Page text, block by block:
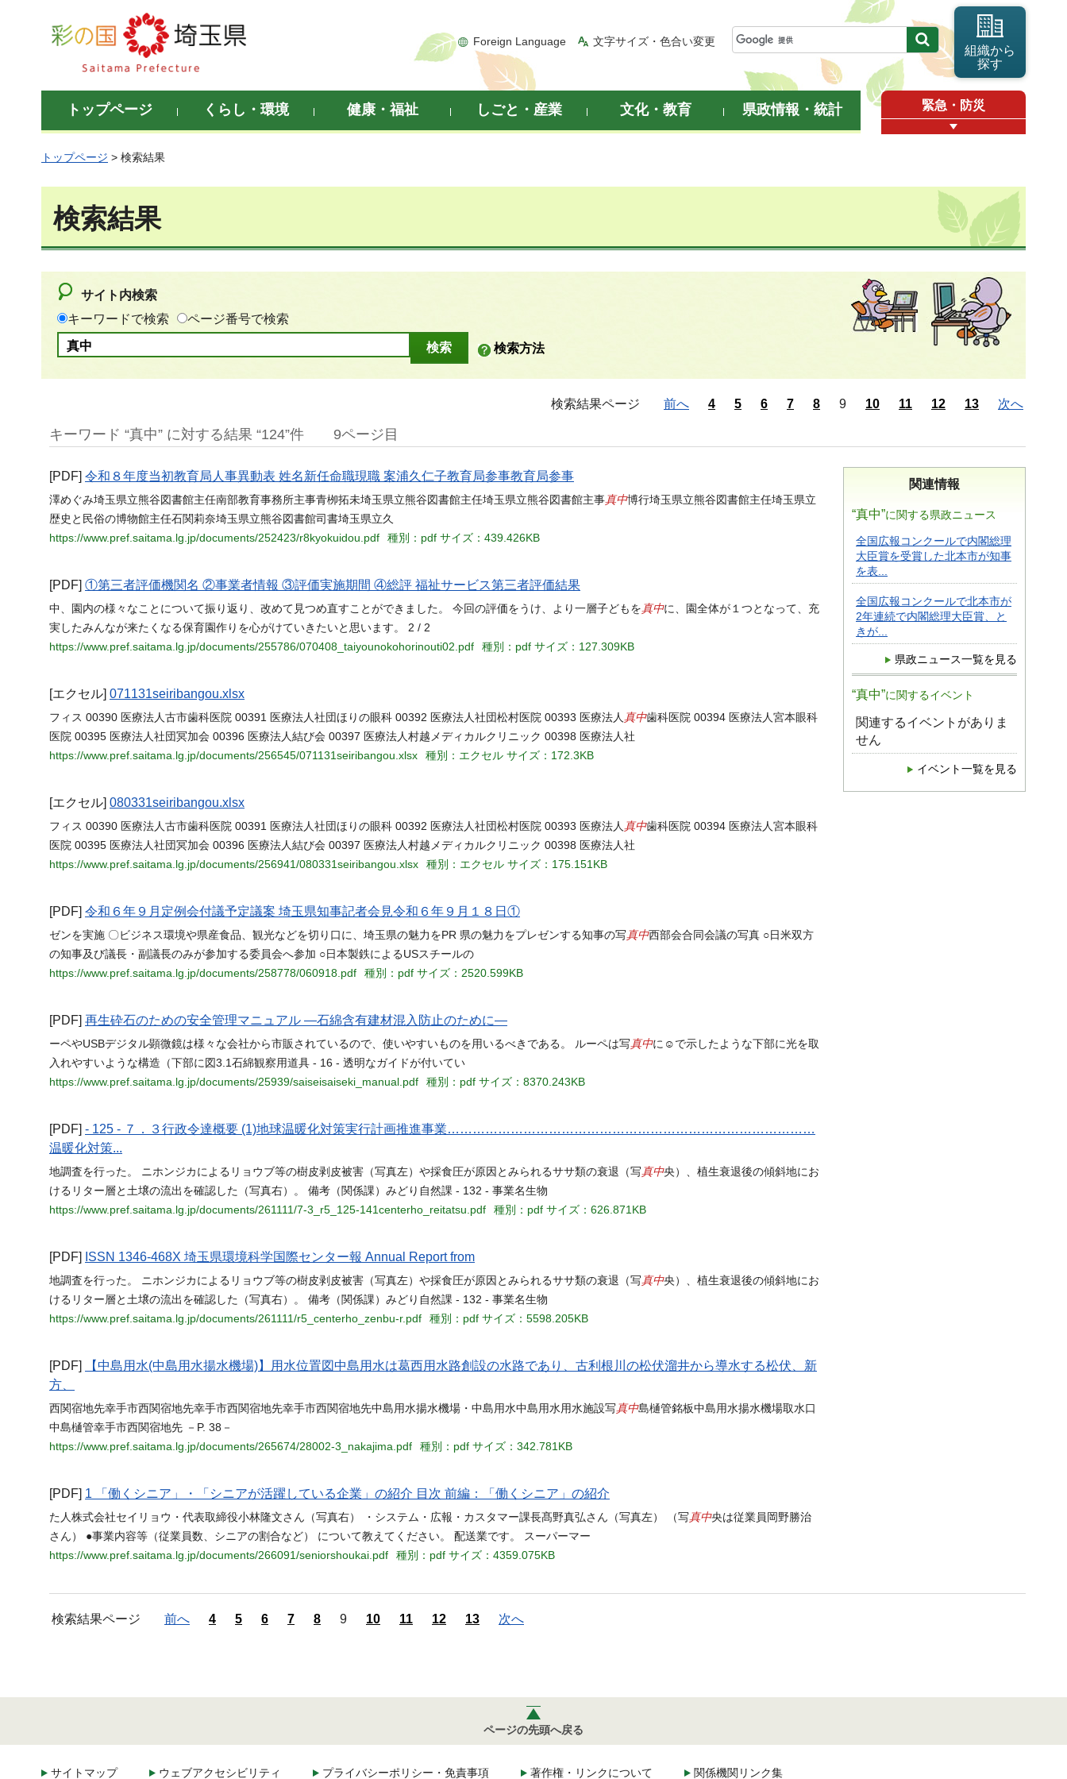
彩の国 埼玉県
Foreign Language 文字サイズ・色合い変更
組織から
探す
トップページ くらし・環境 健康・福祉 しごと・産業 文化・教育 県政情報・統計 緊急・防災
トップページ > 検索結果
検索結果
サイト内検索
キーワードで検索
ページ番号で検索
検索方法
検索結果ページ 前へ 4 5 6 7 8 9 10 11 12 13 次へ
キーワード “真中” に対する結果 “124”件 9ページ目
関連情報
“真中”に関する県政ニュース
全国広報コンクールで内閣総理
大臣賞を受賞した北本市が知事
を表...
全国広報コンクールで北本市が
2年連続で内閣総理大臣賞、と
きが...
県政ニュース一覧を見る
“真中”に関するイベント
関連するイベントがありま
せん
イベント一覧を見る
[PDF] 令和８年度当初教育局人事異動表 姓名新任命職現職 案浦久仁子教育局参事教育局参事
澤めぐみ埼玉県立熊谷図書館主任南部教育事務所主事青栁拓未埼玉県立熊谷図書館主任埼玉県立熊谷図書館主事真中博行埼玉県立熊谷図書館主任埼玉県立
歴史と民俗の博物館主任石関莉奈埼玉県立熊谷図書館司書埼玉県立久
https://www.pref.saitama.lg.jp/documents/252423/r8kyokuidou.pdf
種別：pdf サイズ：439.426KB
[PDF] ①第三者評価機関名 ②事業者情報 ③評価実施期間 ④総評 福祉サービス第三者評価結果
中、園内の様々なことについて振り返り、改めて見つめ直すことができました。 今回の評価をうけ、より一層子どもを真中に、園全体が１つとなって、充
実したみんなが来たくなる保育園作りを心がけていきたいと思います。 2 / 2
https://www.pref.saitama.lg.jp/documents/255786/070408_taiyounokohorinouti02.pdf
種別：pdf サイズ：127.309KB
[エクセル] 071131seiribangou.xlsx
フィス 00390 医療法人古市歯科医院 00391 医療法人社団ほりの眼科 00392 医療法人社団松村医院 00393 医療法人真中歯科医院 00394 医療法人宮本眼科
医院 00395 医療法人社団冥加会 00396 医療法人結び会 00397 医療法人村越メディカルクリニック 00398 医療法人社
https://www.pref.saitama.lg.jp/documents/256545/071131seiribangou.xlsx
種別：エクセル サイズ：172.3KB
[エクセル] 080331seiribangou.xlsx
フィス 00390 医療法人古市歯科医院 00391 医療法人社団ほりの眼科 00392 医療法人社団松村医院 00393 医療法人真中歯科医院 00394 医療法人宮本眼科
医院 00395 医療法人社団冥加会 00396 医療法人結び会 00397 医療法人村越メディカルクリニック 00398 医療法人社
https://www.pref.saitama.lg.jp/documents/256941/080331seiribangou.xlsx
種別：エクセル サイズ：175.151KB
[PDF] 令和６年９月定例会付議予定議案 埼玉県知事記者会見令和６年９月１８日①
ゼンを実施 〇ビジネス環境や県産食品、観光などを切り口に、埼玉県の魅力をPR 県の魅力をプレゼンする知事の写真中西部会合同会議の写真 ○日米双方
の知事及び議長・副議長のみが参加する委員会へ参加 ○日本製鉄によるUSスチールの
https://www.pref.saitama.lg.jp/documents/258778/060918.pdf
種別：pdf サイズ：2520.599KB
[PDF] 再生砕石のための安全管理マニュアル ―石綿含有建材混入防止のために―
ーペやUSBデジタル顕微鏡は様々な会社から市販されているので、使いやすいものを用いるべきである。 ルーペは写真中に☺で示したような下部に光を取
入れやすいような構造（下部に図3.1石綿観察用道具 - 16 - 透明なガイドが付いてい
https://www.pref.saitama.lg.jp/documents/25939/saiseisaiseki_manual.pdf
種別：pdf サイズ：8370.243KB
[PDF] - 125 - ７．３行政令達概要 (1)地球温暖化対策実行計画推進事業……………………………………………………………………………
温暖化対策...
地調査を行った。 ニホンジカによるリョウブ等の樹皮剥皮被害（写真左）や採食圧が原因とみられるササ類の衰退（写真中央）、植生衰退後の傾斜地にお
けるリター層と土壌の流出を確認した（写真右）。 備考（関係課）みどり自然課 - 132 - 事業名生物
https://www.pref.saitama.lg.jp/documents/261111/7-3_r5_125-141centerho_reitatsu.pdf
種別：pdf サイズ：626.871KB
[PDF] ISSN 1346-468X 埼玉県環境科学国際センター報 Annual Report from
地調査を行った。 ニホンジカによるリョウブ等の樹皮剥皮被害（写真左）や採食圧が原因とみられるササ類の衰退（写真中央）、植生衰退後の傾斜地にお
けるリター層と土壌の流出を確認した（写真右）。 備考（関係課）みどり自然課 - 132 - 事業名生物
https://www.pref.saitama.lg.jp/documents/261111/r5_centerho_zenbu-r.pdf
種別：pdf サイズ：5598.205KB
[PDF]
【中島用水(中島用水揚水機場)】用水位置図中島用水は葛西用水路創設の水路であり、古利根川の松伏溜井から導水する松伏、新
方、
西関宿地先幸手市西関宿地先幸手市西関宿地先幸手市西関宿地先中島用水揚水機場・中島用水中島用水用水施設写真中島樋管銘板中島用水揚水機場取水口
中島樋管幸手市西関宿地先 －P. 38－
https://www.pref.saitama.lg.jp/documents/265674/28002-3_nakajima.pdf
種別：pdf サイズ：342.781KB
[PDF] 1 「働くシニア」・「シニアが活躍している企業」の紹介 目次 前編：「働くシニア」の紹介
た人株式会社セイリョウ・代表取締役小林隆文さん（写真右） ・システム・広報・カスタマー課長髙野真弘さん（写真左） （写真中央は従業員岡野勝治
さん） ●事業内容等（従業員数、シニアの割合など） について教えてください。 配送業です。 スーパーマー
https://www.pref.saitama.lg.jp/documents/266091/seniorshoukai.pdf
種別：pdf サイズ：4359.075KB
検索結果ページ 前へ 4 5 6 7 8 9 10 11 12 13 次へ
ページの先頭へ戻る
サイトマップ ウェブアクセシビリティ プライバシーポリシー・免責事項 著作権・リンクについて 関係機関リンク集